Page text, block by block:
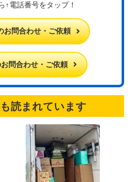
↑電話番号をタップ！
お問合わせ・ご依頼
問合わせ・ご依頼
読まれています